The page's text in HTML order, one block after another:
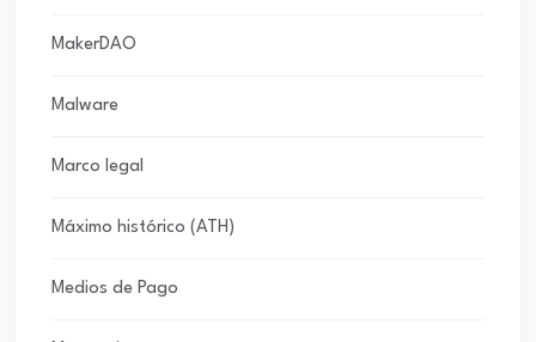
MakerDAO
Malware
Marco legal
Máximo histórico (ATH)
Medios de Pago